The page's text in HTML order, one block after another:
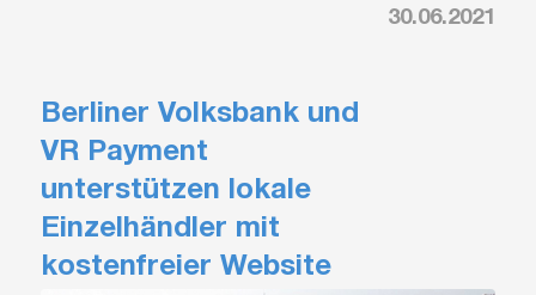
30.06.2021
Berliner Volksbank und
VR Payment
unterstützen lokale
Einzelhändler mit
kostenfreier Website